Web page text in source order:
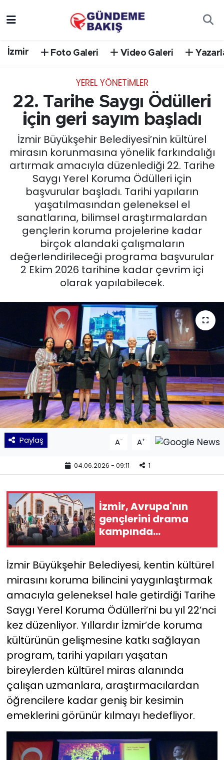
İzmir Foto Galeri Video Galeri
YEREL YÖNETİMLER
22. Tarihe Saygı Ödülleri
için geri sayım başladı
İzmir Büyükşehir Belediyesi’nin kültürel
mirasın korunmasına yönelik farkındalığı
artırmak amacıyla düzenlediği 22. Tarihe
Saygı Yerel Koruma Ödülleri için
başvurular başladı. Tarihi yapıların
yaşatılmasından geleneksel el
sanatlarına, bilimsel araştırmalardan
gençlerin koruma projelerine kadar
birçok alandaki çalışmaların
değerlendirileceği programa başvurular
2 Ekim 2026 tarihine kadar çevrim içi
olarak yapılabilecek.
Paylaş A- A+
04.06.2026 - 09:11 1
İzmir, Avrupa'nın
gençlerini drama
kampında
buluşturuyor!
İzmir Büyükşehir Belediyesi, kentin kültürel
mirasını koruma bilincini yaygınlaştırmak
amacıyla geleneksel hale getirdiği Tarihe
Saygı Yerel Koruma Ödülleri’ni bu yıl 22’nci
kez düzenliyor. Yıllardır İzmir’de koruma
kültürünün gelişmesine katkı sağlayan
program, tarihi yapıları yaşatan
bireylerden kültürel miras alanında
çalışan uzmanlara, araştırmacılardan
öğrencilere kadar geniş bir kesimin
emeklerini görünür kılmayı hedefliyor.
EGE
EĞİTİM
EKONOMİ
English News
GÜNCEL
KÜLTÜR SANAT
MAGAZİN
SAĞLIK
Siyaset
SPOR
TEKNOLOJİ
Yaşam
YEREL POLİTİKA
YEREL YÖNETİMLER
Yurt
Trafik Durumu
Süper Lig Puan Durumu ve Fikstür
Tüm Manşetler
Son Dakika Haberleri
Haber Arşivi